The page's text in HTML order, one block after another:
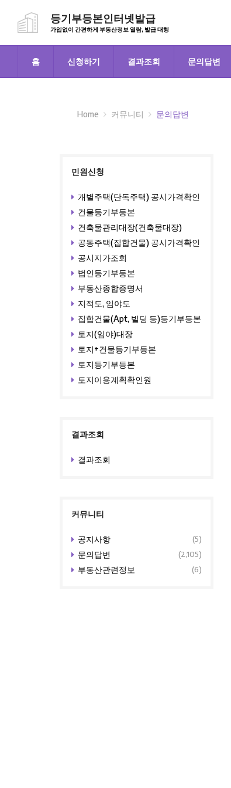
등기부등본인터넷발급
가입없이 간편하게 부동산정보 열람, 발급 대행
홈 신청하기 결과조회 문의답변
Home 커뮤니티 문의답변
민원신청
개별주택(단독주택) 공시가격확인
건물등기부등본
건축물관리대장(건축물대장)
공동주택(집합건물) 공시가격확인
공시지가조회
법인등기부등본
부동산종합증명서
지적도, 임야도
집합건물(Apt, 빌딩 등)등기부등본
토지(임야)대장
토지+건물등기부등본
토지등기부등본
토지이용계획확인원
결과조회
결과조회
커뮤니티
공지사항 (5)
문의답변 (2,105)
부동산관련정보 (6)